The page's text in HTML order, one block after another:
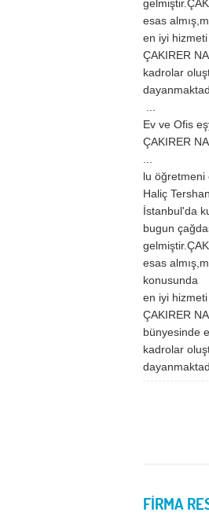
esas
en iyi
ÇAKIRER
kadrolar
...
Ev ve Ofis
ÇAKIRER
...
lu öğretmeni
Haliç
İstanbul'da
bugun
esas
konusunda
en iyi
ÇAKIRER
bünyesinde
kadrolar
FİRMA